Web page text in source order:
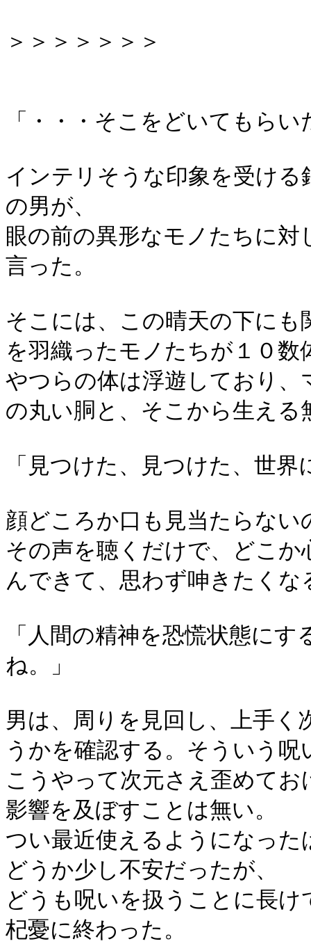
＞＞＞＞＞＞＞
「・・・そこをどいてもら
インテリそうな印象を受け
の男が、
眼の前の異形なモノたちに
言った。
そこには、この晴天の下に
を羽織ったモノたちが１０数
やつらの体は浮遊しており
の丸い胴と、そこから生える
「見つけた、見つけた、世界
顔どころか口も見当たらな
その声を聴くだけで、どこ
んできて、思わず呻きたく
「人間の精神を恐慌状態に
ね。」
男は、周りを見回し、上手
うかを確認する。そういう
こうやって次元さえ歪めて
影響を及ぼすことは無い。
つい最近使えるようになっ
どうか少し不安だったが、
どうも呪いを扱うことに長
杞憂に終わった。